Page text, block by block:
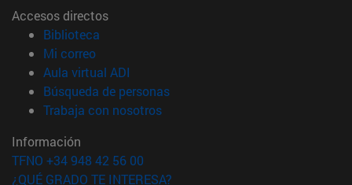
Accesos directos
Biblioteca
Mi correo(abre en nueva ventana)
Aula virtual ADI
Búsqueda de personas(abre en nueva ventana)
Trabaja con nosotros(abre en nueva ventana)
Información
TFNO +34 948 42 56 00
¿QUÉ GRADO TE INTERESA?